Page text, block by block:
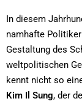
In diesem
namhafte
Gestaltung des
weltpolitischen
kennt nicht so
Kim Il Sung, der